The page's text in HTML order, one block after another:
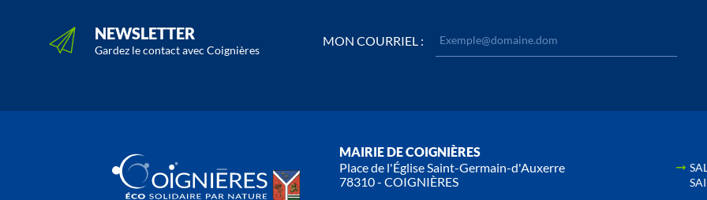
NEWSLETTER
Gardez le contact avec Coignières
MON COURRIEL :
MAIRIE DE COIGNIÈRES
Place de l'Église Saint-Germain-d'Auxerre
78310 - COIGNIÈRES